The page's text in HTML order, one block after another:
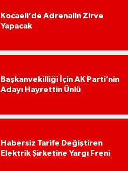
Kocaeli’de Adrenalin Zirve
Yapacak
Başkanvekilliği İçin AK Parti’nin
Adayı Hayrettin Ünlü
Habersiz Tarife Değiştiren
Elektrik Şirketine Yargı Freni